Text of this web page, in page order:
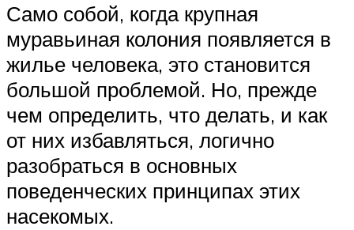
Само собой, когда крупная
муравьиная колония появляется в
жилье человека, это становится
большой проблемой. Но, прежде
чем определить, что делать, и как
от них избавляться, логично
разобраться в основных
поведенческих принципах этих
насекомых.